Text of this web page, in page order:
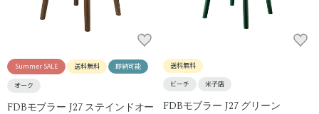
Summer SALE 送料無料 即納可能
オーク
FDBモブラー J27 ステインドオー
送料無料
ビーチ
米子店
FDBモブラー J27 グリーン